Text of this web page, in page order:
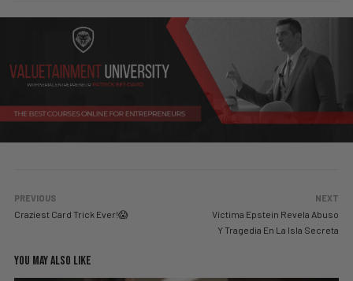
PREVIOUS
Craziest Card Trick Ever!😱
NEXT
Víctima Epstein Revela Abuso
Y Tragedia En La Isla Secreta
YOU MAY ALSO LIKE